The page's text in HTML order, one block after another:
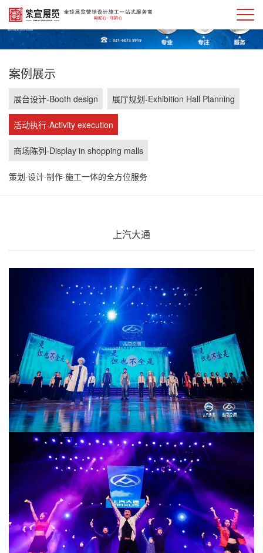
案例展示
展台设计-Booth design 展厅规划-Exhibition Hall Planning
活动执行-Activity execution
商场陈列-Display in shopping malls
策划·设计·制作·施工一体的全方位服务
上汽大通